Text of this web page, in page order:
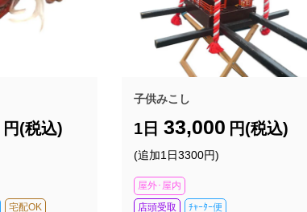
円(税込)
宅配OK
子供みこし
1日33,000 円(税込)
(追加1日3300円)
屋外･屋内
店頭受取
ﾁｬｰﾀｰ便